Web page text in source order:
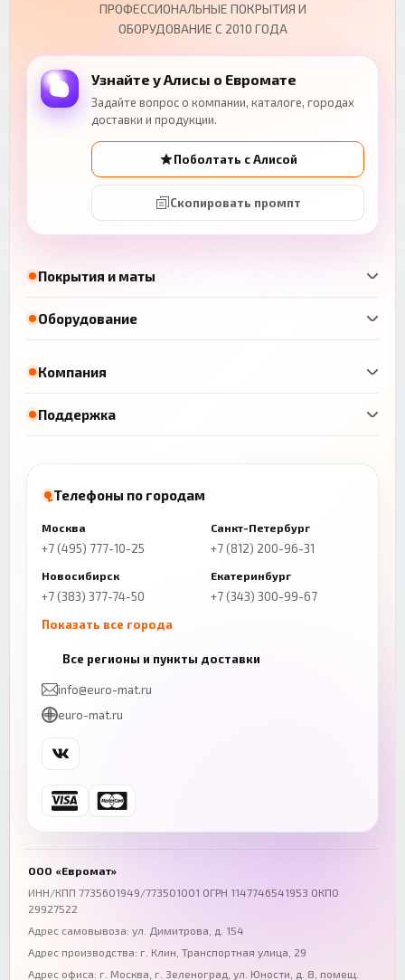
Покрытия и маты
Оборудование
ПРОФЕССИОНАЛЬНЫЕ ПОКРЫТИЯ И
ОБОРУДОВАНИЕ С 2010 ГОДА
Узнайте у Алисы о Евромате
Задайте вопрос о компании, каталоге, городах
доставки и продукции.
Поболтать с Алисой
Скопировать промпт
Компания
Поддержка
Телефоны по городам
Москва
+7 (495) 777-10-25
Санкт-Петербург
+7 (812) 200-96-31
Новосибирск
+7 (383) 377-74-50
Екатеринбург
+7 (343) 300-99-67
Показать все города
+7 (843) 206-01-30
Челябинск
+7 (343) 300-99-67
Ростов-на-Дону
+7 (863) 333-50-75
Волгоград
+7 (844) 261-36-12
Омск
Все регионы и пункты доставки
info@euro-mat.ru
euro-mat.ru
ООО «Евромат»
ИНН/КПП 7735601949/773501001 ОГРН 1147746541953 ОКПО
29927522
Адрес самовывоза: ул. Димитрова, д. 154
Адрес производства: г. Клин, Транспортная улица, 29
Адрес офиса: г. Москва, г. Зеленоград ул. Юности, д. 8, помещ.